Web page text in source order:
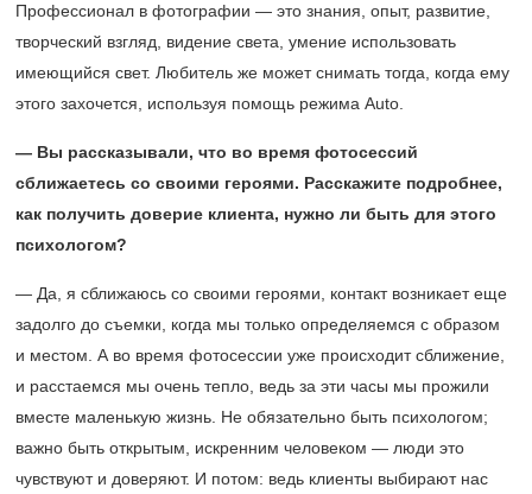
Профессионал в фотографии — это знания, опыт, развитие,
творческий взгляд, видение света, умение использовать
имеющийся свет. Любитель же может снимать тогда, когда ему
этого захочется, используя помощь режима Auto.
— Вы рассказывали, что во время фотосессий
сближаетесь со своими героями. Расскажите подробнее,
как получить доверие клиента, нужно ли быть для этого
психологом?
— Да, я сближаюсь со своими героями, контакт возникает еще
задолго до съемки, когда мы только определяемся с образом
и местом. А во время фотосессии уже происходит сближение,
и расстаемся мы очень тепло, ведь за эти часы мы прожили
вместе маленькую жизнь. Не обязательно быть психологом;
важно быть открытым, искренним человеком — люди это
чувствуют и доверяют. И потом: ведь клиенты выбирают нас